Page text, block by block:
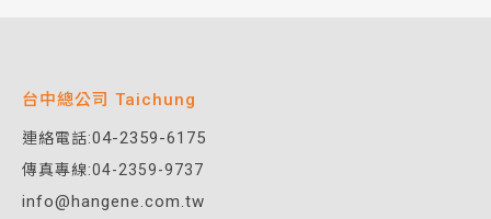
台中總公司 Taichung
連絡電話:04-2359-6175
傳真專線:04-2359-9737
info@hangene.com.tw